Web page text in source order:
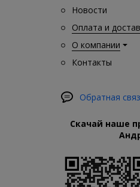
Новости
Оплата и
О компании
Контакты
Обратная
Скачай наше